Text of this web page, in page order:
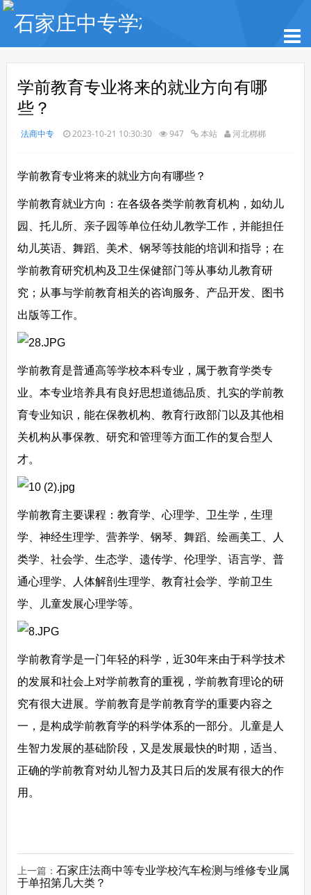
学前教育专业将来的就业方向有哪
些？
法商中专 2023-10-21 10:30:30 947 本站 河北梆梆
学前教育专业将来的就业方向有哪些？
学前教育就业方向：在各级各类学前教育机构，如幼儿
园、托儿所、亲子园等单位任幼儿教学工作，并能担任
幼儿英语、舞蹈、美术、钢琴等技能的培训和指导；在
学前教育研究机构及卫生保健部门等从事幼儿教育研
究；从事与学前教育相关的咨询服务、产品开发、图书
出版等工作。
学前教育是普通高等学校本科专业，属于教育学类专
业。本专业培养具有良好思想道德品质、扎实的学前教
育专业知识，能在保教机构、教育行政部门以及其他相
关机构从事保教、研究和管理等方面工作的复合型人
才。
学前教育主要课程：教育学、心理学、卫生学，生理
学、神经生理学、营养学、钢琴、舞蹈、绘画美工、人
类学、社会学、生态学、遗传学、伦理学、语言学、普
通心理学、人体解剖生理学、教育社会学、学前卫生
学、儿童发展心理学等。
学前教育学是一门年轻的科学，近30年来由于科学技术
的发展和社会上对学前教育的重视，学前教育理论的研
究有很大进展。学前教育是学前教育学的重要内容之
一，是构成学前教育学的科学体系的一部分。儿童是人
生智力发展的基础阶段，又是发展最快的时期，适当、
正确的学前教育对幼儿智力及其日后的发展有很大的作
用。
上一篇： 石家庄法商中等专业学校汽车检测与维修专业属
于单招第几大类？